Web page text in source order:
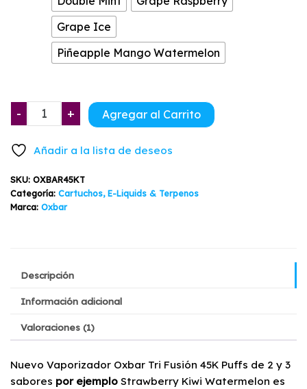
Grape Ice
Piñeapple Mango Watermelon
-
Vaporizador
Tri
45K
Oxbar
Sabores
cantidad
+ Agregar al Carrito
Añadir a la lista de deseos
SKU: OXBAR45KT
Categoría: Cartuchos, E-Liquids & Terpenos
Marca: Oxbar
Descripción
Información adicional
Valoraciones (1)
Nuevo Vaporizador Oxbar Tri Fusión 45K Puffs de 2 y 3
sabores por ejemplo Strawberry Kiwi Watermelon es